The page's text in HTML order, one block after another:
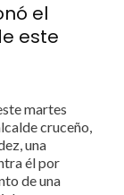
el
este
martes
cruceño,
una
él por
de una